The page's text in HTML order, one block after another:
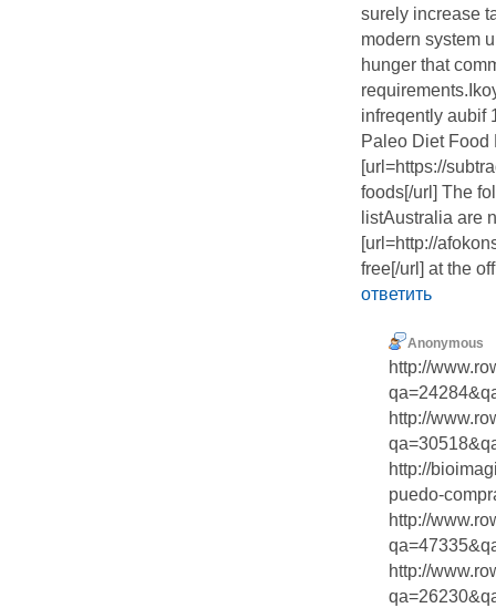
surely increase
modern system
hunger that
infreqently aubif
Paleo Diet Food
[url=https://
foods[/url] The
listAustralia are
[url=http://
free[/url] at the
ответить
Anonymous
http://
http://
http://
puedo-
http://
http://